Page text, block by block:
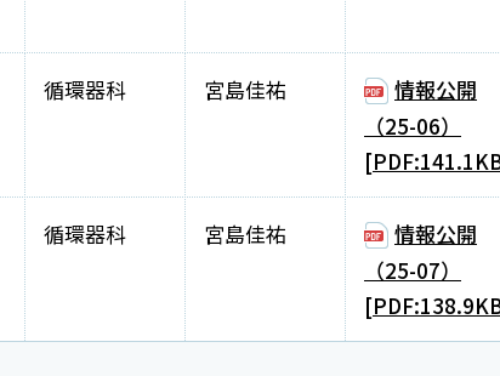
循環器科 宮島佳祐
情報公開
（25-06）
循環器科 宮島佳祐
情報公開
（25-07）